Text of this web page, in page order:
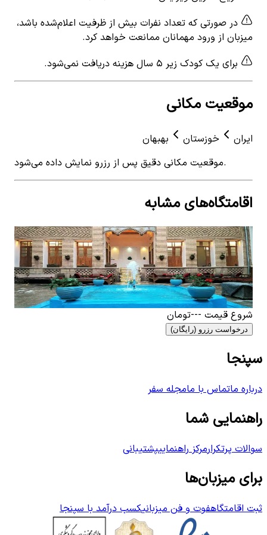
در صورتی که تعداد نفرات بیش از ظرفیت اعلام‌شده باشد،
میزبان از ورود مهمانان ممانعت خواهد کرد.
برای یک کودک زیر ۵ سال هزینه دریافت نمی‌شود.
موقعیت مکانی
ایران خوزستان
بهبهان
موقعیت مکانی دقیق پس از رزرو نمایش داده می‌شود.
اقامتگاه‌های مشابه
View details for اجاره اتاق سنتی در گرایمی بهبهان - آخالو
اجاره اتاق سنتی در گرایمی بهبهان - آخالو
0 اتاق خواب5 نفر 4.38
۲٬۴۰۰٬۰۰۰تومان
شروع قیمت ---تومان
درخواست رزرو (رایگان)
سپنجا
درباره ماتماس با مامجله سفر
راهنمایی شما
سوالات پرتکرارمرکز راهنماییپشتیبانی
برای میزبان‌ها
ثبت اقامتگاهفوت و فن میزبانیکسب درآمد با سپنجا